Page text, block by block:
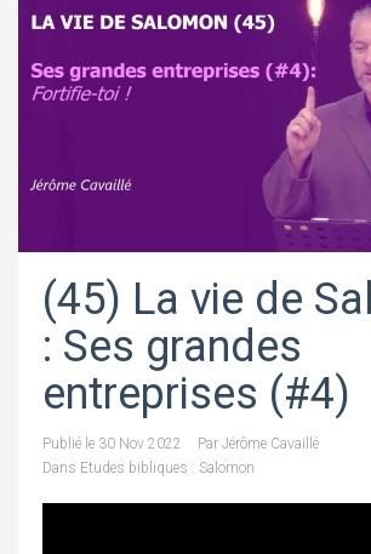
(45) La vie de
: Ses grandes
entreprises (#4)
Publié le 30 Nov 2022 Par Jérôme Cavaillé
Dans Etudes bibliques : Salomon